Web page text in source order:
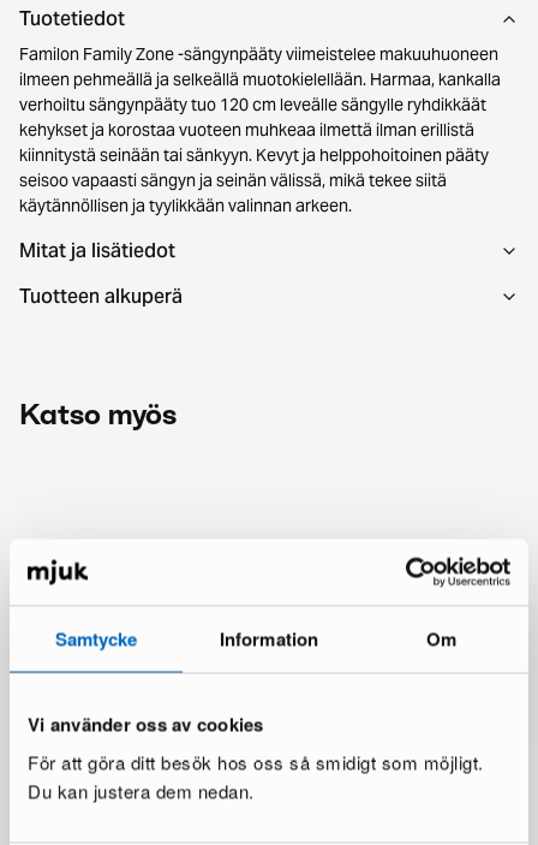
Samtycke Information Om
Vi använder oss av cookies
För att göra ditt besök hos oss så smidigt som möjligt.
Du kan justera dem nedan.
Tuotetiedot
Familon Family Zone -sängynpääty viimeistelee makuuhuoneen
ilmeen pehmeällä ja selkeällä muotokielellään. Harmaa, kankalla
verhoiltu sängynpääty tuo 120 cm leveälle sängylle ryhdikkäät
kehykset ja korostaa vuoteen muhkeaa ilmettä ilman erillistä
kiinnitystä seinään tai sänkyyn. Kevyt ja helppohoitoinen pääty
seisoo vapaasti sängyn ja seinän välissä, mikä tekee siitä
käytännöllisen ja tyylikkään valinnan arkeen.
Mitat ja lisätiedot
Tuotteen alkuperä
Katso myös